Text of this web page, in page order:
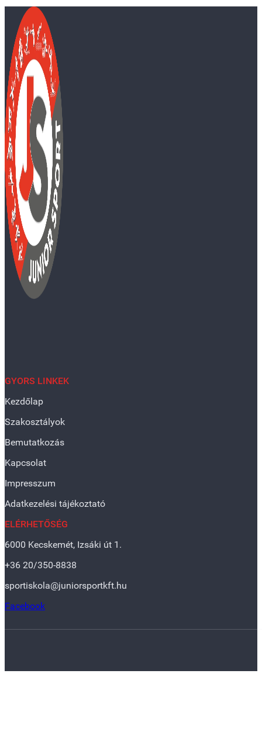
GYORS LINKEK
Kezdőlap
Szakosztályok
Bemutatkozás
Kapcsolat
Impresszum
Adatkezelési tájékoztató
ELÉRHETŐSÉG
6000 Kecskemét, Izsáki út 1.
+36 20/350-8838
sportiskola@juniorsportkft.hu
Facebook